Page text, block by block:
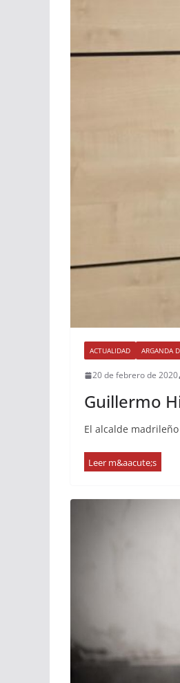
ACTUALIDAD ARGANDA
20 de febrero de 2020
Guillermo
El alcalde